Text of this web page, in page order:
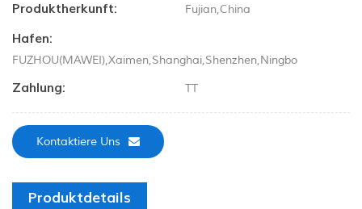
Produktherkunft: Fujian,China
Hafen:
FUZHOU(MAWEI),Xaimen,Shanghai,Shenzhen,Ningbo
Zahlung: TT
Kontaktiere Uns
Produktdetails